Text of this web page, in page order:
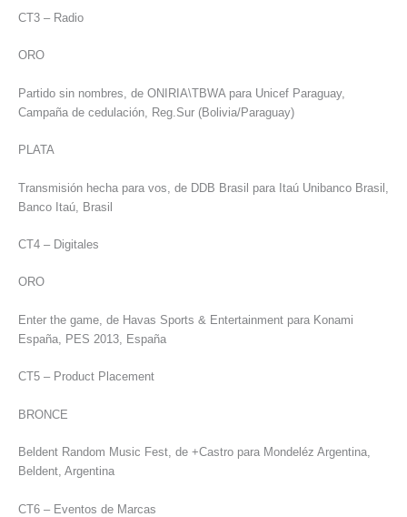
CT3 – Radio
ORO
Partido sin nombres, de ONIRIA\TBWA para Unicef Paraguay,
Campaña de cedulación, Reg.Sur (Bolivia/Paraguay)
PLATA
Transmisión hecha para vos, de DDB Brasil para Itaú Unibanco Brasil,
Banco Itaú, Brasil
CT4 – Digitales
ORO
Enter the game, de Havas Sports & Entertainment para Konami
España, PES 2013, España
CT5 – Product Placement
BRONCE
Beldent Random Music Fest, de +Castro para Mondeléz Argentina,
Beldent, Argentina
CT6 – Eventos de Marcas